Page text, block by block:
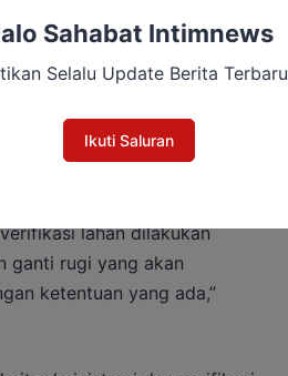
lahan dilakukan
ganti rugi yang akan
ketentuan yang ada,”
Sahabat Intimnews
Selalu Update Berita Terbaru
Ikuti Saluran